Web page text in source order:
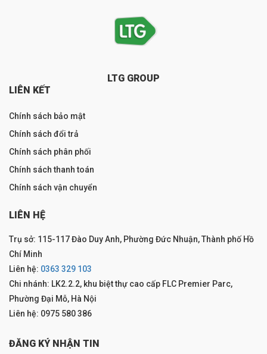
LTG GROUP
LIÊN KẾT
Chính sách bảo mật
Chính sách đổi trả
Chính sách phân phối
Chính sách thanh toán
Chính sách vận chuyển
LIÊN HỆ
Trụ sở: 115-117 Đào Duy Anh, Phường Đức Nhuận, Thành phố Hồ
Chí Minh
Liên hệ: 0363 329 103
Chi nhánh: LK2.2.2, khu biệt thự cao cấp FLC Premier Parc,
Phường Đại Mỗ, Hà Nội
Liên hệ: 0975 580 386
ĐĂNG KÝ NHẬN TIN